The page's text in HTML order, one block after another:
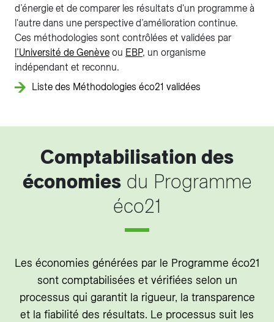
d’énergie et de comparer les résultats d'un programme à
l'autre dans une perspective d’amélioration continue.
Ces méthodologies sont contrôlées et validées par
l’Université de Genève ou EBP, un organisme
indépendant et reconnu.
Liste des Méthodologies éco21 validées
Comptabilisation des
économiesdu Programme
éco21
Les économies générées par le Programme éco21
sont comptabilisées et vérifiées selon un
processus qui garantit la rigueur, la transparence
et la fiabilité des résultats. Le processus suit les